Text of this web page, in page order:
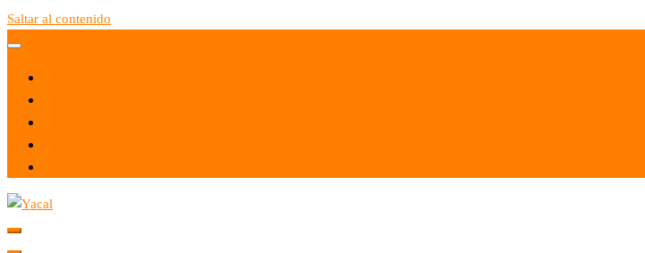
Saltar al contenido